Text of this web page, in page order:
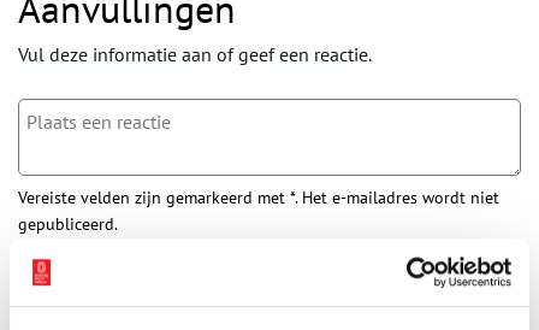
Vul deze informatie aan of geef een reactie.
Vereiste velden zijn gemarkeerd met *. Het e-mailadres wordt niet
gepubliceerd.
Naam